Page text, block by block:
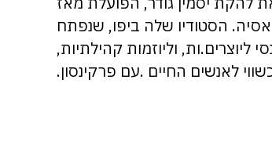
הסטודיו שלה ביפו, שנפתח
ליוצרים.ות, וליוזמות קהילתיות,
לאנשים החיים .עם פרקינסון.